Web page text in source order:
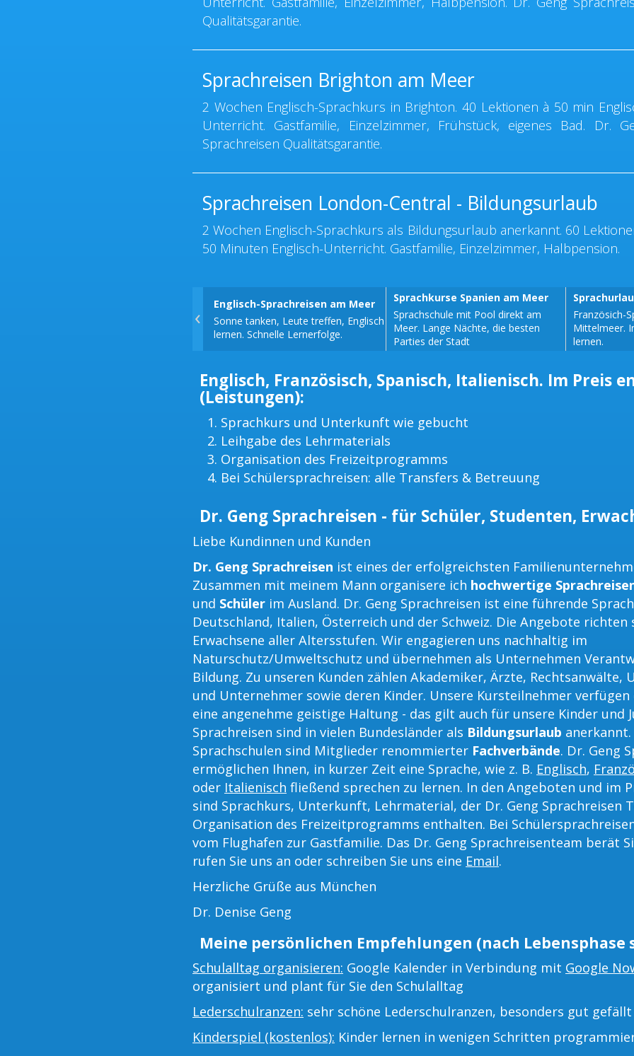
Qualitätsgarantie.
Sprachreisen Brighton am Meer
2 Wochen Englisch-Sprachkurs in Brighton. 40 Lektionen à 50 min
Unterricht. Gastfamilie, Einzelzimmer, Frühstück, eigenes Bad. Dr.
Sprachreisen Qualitätsgarantie.
Sprachreisen London-Central - Bildungsurlaub
2 Wochen Englisch-Sprachkurs als Bildungsurlaub anerkannt. 60
50 Minuten Englisch-Unterricht. Gastfamilie, Einzelzimmer, Halbpension.
Englisch-Sprachreisen am Meer
Sonne tanken, Leute treffen, Englisch
lernen. Schnelle Lernerfolge.
Sprachkurse Spanien am Meer
Sprachschule mit Pool direkt am
Meer. Lange Nächte, die besten
Parties der Stadt
Französich-
Mittelmeer.
lernen.
‹
Englisch, Französisch, Spanisch, Italienisch. Im Preis
(Leistungen):
Sprachkurs und Unterkunft wie gebucht
Leihgabe des Lehrmaterials
Organisation des Freizeitprogramms
Bei Schülersprachreisen: alle Transfers & Betreuung
Dr. Geng Sprachreisen - für Schüler, Studenten,
Liebe Kundinnen und Kunden
Dr. Geng Sprachreisen ist eines der erfolgreichsten
Zusammen mit meinem Mann organisere ich hochwertige
und Schüler im Ausland. Dr. Geng Sprachreisen ist eine führende
Deutschland, Italien, Österreich und der Schweiz. Die Angebote richten
Erwachsene aller Altersstufen. Wir engagieren uns nachhaltig im
Naturschutz/Umweltschutz und übernehmen als Unternehmen
Bildung. Zu unseren Kunden zählen Akademiker, Ärzte, Rechtsanwälte,
und Unternehmer sowie deren Kinder. Unsere Kursteilnehmer
eine angenehme geistige Haltung - das gilt auch für unsere Kinder und
Sprachreisen sind in vielen Bundesländer als Bildungsurlaub
Sprachschulen sind Mitglieder renommierter Fachverbände. Dr. Geng
ermöglichen Ihnen, in kurzer Zeit eine Sprache, wie z. B. Englisch,
oder Italienisch fließend sprechen zu lernen. In den Angeboten und im
sind Sprachkurs, Unterkunft, Lehrmaterial, der Dr. Geng Sprachreisen
Organisation des Freizeitprogramms enthalten. Bei
vom Flughafen zur Gastfamilie. Das Dr. Geng Sprachreisenteam berät
rufen Sie uns an oder schreiben Sie uns eine Email.
Herzliche Grüße aus München
Dr. Denise Geng
Meine persönlichen Empfehlungen (nach Lebensphase
Schulalltag organisieren: Google Kalender in Verbindung mit Google
organisiert und plant für Sie den Schulalltag
Lederschulranzen: sehr schöne Lederschulranzen, besonders gut
Kinderspiel (kostenlos): Kinder lernen in wenigen Schritten